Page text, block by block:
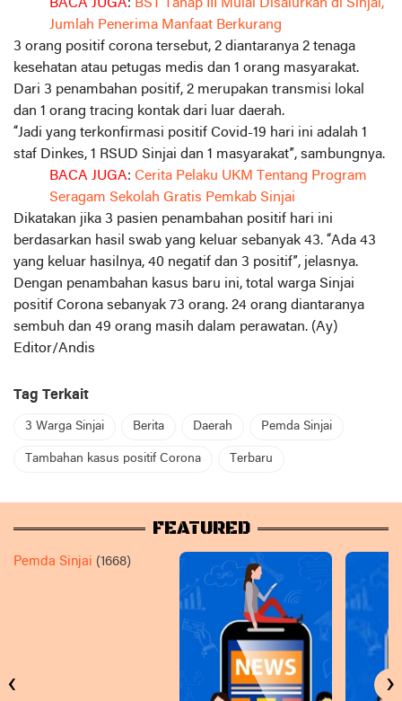
BACA JUGA: BST Tahap III Mulai Disalurkan di Sinjai,
Jumlah Penerima Manfaat Berkurang
3 orang positif corona tersebut, 2 diantaranya 2 tenaga
kesehatan atau petugas medis dan 1 orang masyarakat.
Dari 3 penambahan positif, 2 merupakan transmisi lokal
dan 1 orang tracing kontak dari luar daerah.
“Jadi yang terkonfirmasi positif Covid-19 hari ini adalah 1
staf Dinkes, 1 RSUD Sinjai dan 1 masyarakat”, sambungnya.
BACA JUGA: Cerita Pelaku UKM Tentang Program
Seragam Sekolah Gratis Pemkab Sinjai
Dikatakan jika 3 pasien penambahan positif hari ini
berdasarkan hasil swab yang keluar sebanyak 43. “Ada 43
yang keluar hasilnya, 40 negatif dan 3 positif”, jelasnya.
Dengan penambahan kasus baru ini, total warga Sinjai
positif Corona sebanyak 73 orang. 24 orang diantaranya
sembuh dan 49 orang masih dalam perawatan. (Ay)
Editor/Andis
Tag Terkait
3 Warga Sinjai Berita Daerah Pemda Sinjai
Tambahan kasus positif Corona Terbaru
FEATURED
Pemda Sinjai (1668)
‹ ›